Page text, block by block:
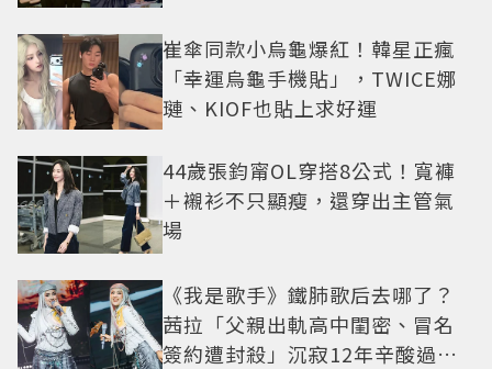
崔傘同款小烏龜爆紅！韓星正瘋
「幸運烏龜手機貼」，TWICE娜
璉、KIOF也貼上求好運
44歲張鈞甯OL穿搭8公式！寬褲
＋襯衫不只顯瘦，還穿出主管氣
場
《我是歌手》鐵肺歌后去哪了？
茜拉「父親出軌高中閨密、冒名
簽約遭封殺」沉寂12年辛酸過往